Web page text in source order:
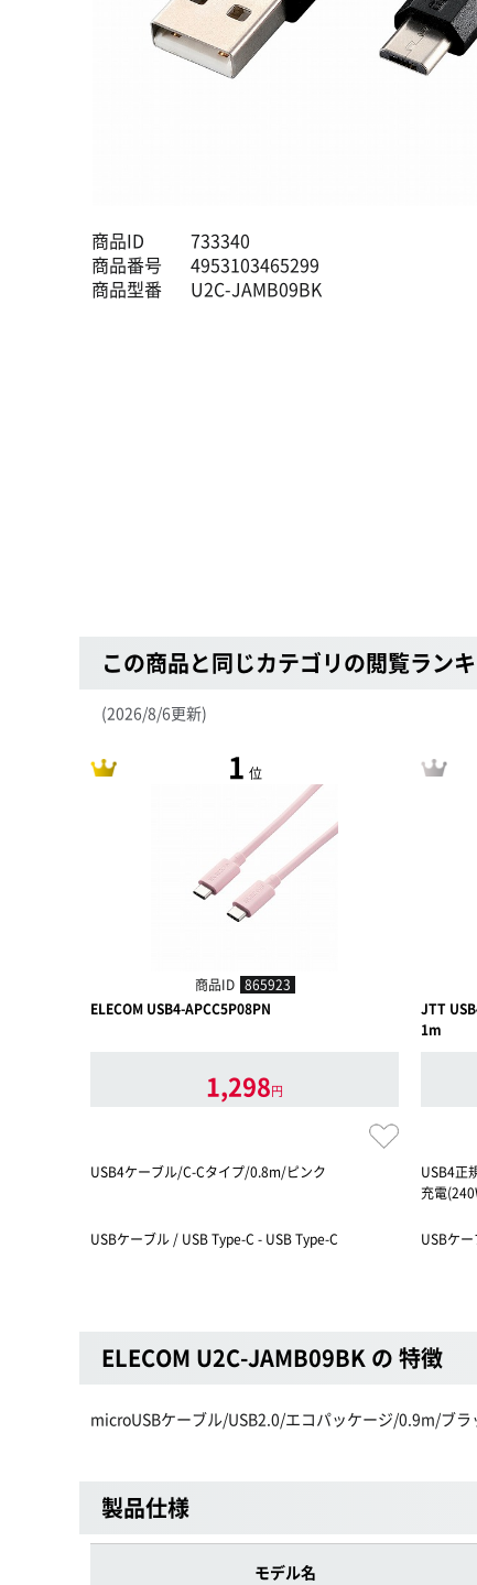
商品ID
733340
商品番号
4953103465299
商品型番
U2C-JAMB09BK
この商品と同じカテゴリの閲覧ラン
(2026/8/6更新)
1 位
商品ID 865923
ELECOM USB4-APCC5P08PN
1,298円
USB4ケーブル/C-Cタイプ/0.8m/ピンク
USBケーブル / USB Type-C - USB Type-C
JTT
1m
USB4正
充電
USBケ
ELECOM U2C-JAMB09BK の 特徴
microUSBケーブル/USB2.0/エコパッケージ/0.9m/ブラ
製品仕様
モデル名